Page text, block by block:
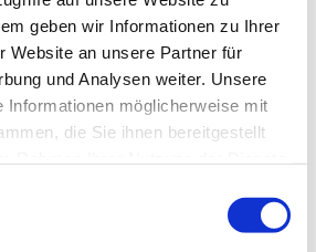
geben wir Informationen zu Ihrer
Website an unsere Partner für
und Analysen weiter. Unsere
Informationen möglicherweise mit
die Sie ihnen bereitgestellt
Juli 2026, 10:15 Uhr
Goberling 200,
E. Postmann